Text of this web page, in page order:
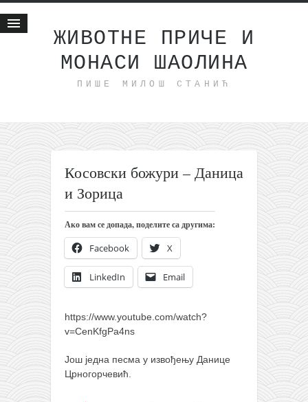
ЖИВОТНЕ ПРИЧЕ И
МОНАСИ ШАОЛИНА
ПИШЕ МИЛОШ СТАНИЋ
Животне приче
интернет пословање
исхраном до здравља
мој хаику
моменти и места
бонус садржај
светлопис
законоправило
духовни отац
православље
забрањена историја
ћирилица
породичне приче
Косовски божури – Даница
и Зорица
Ако вам се допада, поделите са другима:
Facebook X
LinkedIn Email
https://www.youtube.com/watch?
v=CenKfgPa4ns
Још једна песма у извођењу Данице
Црногорчевић.